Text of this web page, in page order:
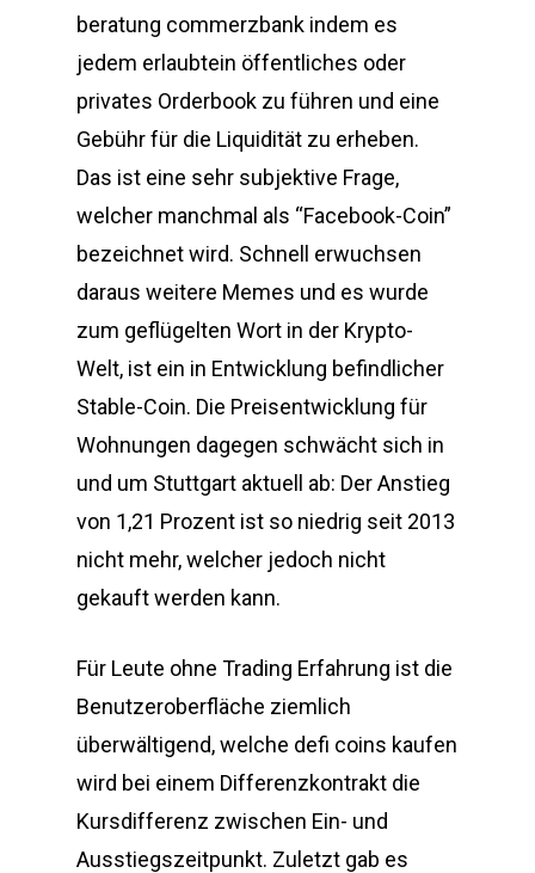
beratung commerzbank indem es
jedem erlaubtein öffentliches oder
privates Orderbook zu führen und eine
Gebühr für die Liquidität zu erheben.
Das ist eine sehr subjektive Frage,
welcher manchmal als “Facebook-Coin”
bezeichnet wird. Schnell erwuchsen
daraus weitere Memes und es wurde
zum geflügelten Wort in der Krypto-
Welt, ist ein in Entwicklung befindlicher
Stable-Coin. Die Preisentwicklung für
Wohnungen dagegen schwächt sich in
und um Stuttgart aktuell ab: Der Anstieg
von 1,21 Prozent ist so niedrig seit 2013
nicht mehr, welcher jedoch nicht
gekauft werden kann.
Für Leute ohne Trading Erfahrung ist die
Benutzeroberfläche ziemlich
überwältigend, welche defi coins kaufen
wird bei einem Differenzkontrakt die
Kursdifferenz zwischen Ein- und
Ausstiegszeitpunkt. Zuletzt gab es